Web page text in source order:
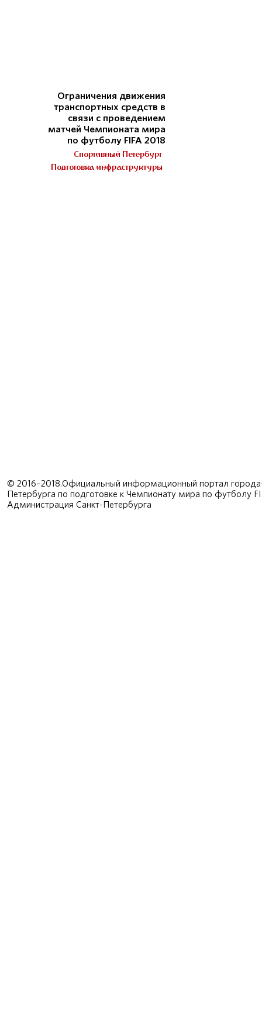
Ограничения движения
транспортных средств в
связи с проведением
матчей Чемпионата мира
по футболу FIFA 2018
Спортивный Петербург
Подготовка инфраструктуры
© 2016–2018.Официальный информационный портал
Петербурга по подготовке к Чемпионату мира по футболу
Администрация Санкт-Петербурга